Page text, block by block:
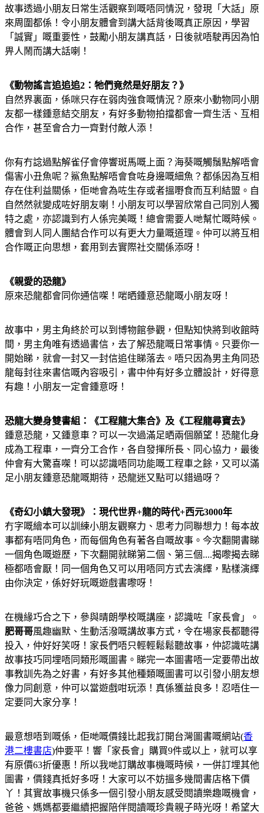
故事透過小朋友日常生活觀察到嘅唔同情況，發現「大話」原
來周圍都係！令小朋友體會到講大話背後嘅真正原因，學習
「誠實」嘅重要性，鼓勵小朋友講真話，日後就唔駛再因為怕
畀人鬧而講大話喇！
《動物謠言追追追2：牠們竟然是好朋友？》
自然界裏面，係咪只存在弱肉強食嘅情況？原來小動物同小朋
友都一樣鍾意結交朋友，有好多動物拍擋都會一齊生活、互相
合作，甚至會合力一齊對付敵人添！
你有冇諗過點解雀仔會停響斑馬嘅上面？海葵嘅觸鬚點解唔會
傷害小丑魚呢？鯊魚點解唔會食咗身邊嘅細魚？都係因為互相
存在住利益關係，佢哋會為咗生存或者搵嘢食而互利結盟。自
自然然就變成咗好朋友喇！小朋友可以學習欣常自己同別人獨
特之處，亦認識到冇人係完美嘅！總會需要人哋幫忙嘅時候。
體會到人同人團結合作可以有更大力量嘅道理。仲可以將互相
合作嘅正向思想，套用到去實際社交關係添呀！
《親愛的恐龍》
原來恐龍都會同你通信㗎！啱晒鍾意恐龍嘅小朋友呀！
故事中，男主角終於可以到博物館參觀，但點知快將到收館時
間，男主角唯有透過書信，去了解恐龍嘅日常事情。只要你一
開始睇，就會一封又一封信追住睇落去。唔只因為男主角同恐
龍每封往來書信嘅內容吸引，書中仲有好多立體設計，好得意
有趣！小朋友一定會鍾意呀！
恐龍大變身雙書組：《工程龍大集合》及《工程龍尋寶去》
鍾意恐龍，又鍾意車？可以一次過滿足晒兩個願望！恐龍化身
成為工程車，一齊分工合作，各自發揮所長、同心協力，最後
仲會有大驚喜㗎！可以認識唔同功能嘅工程車之餘，又可以滿
足小朋友鍾意恐龍嘅期待，恐龍迷又點可以錯過呀？
《奇幻小鎮大發現》：現代世界+龍的時代+西元3000年
冇字嘅繪本可以訓練小朋友觀察力、思考力同聯想力！每本故
事都有唔同角色，而每個角色有著各自嘅故事。今次翻開書睇
一個角色嘅遊歷，下次翻開就睇第二個、第三個....揭嚟揭去睇
極都唔會厭！同一個角色又可以用唔同方式去演繹，點樣演繹
由你決定，係好好玩嘅遊戲書嚟呀！
在機緣巧合之下，參與晴朗學校嘅講座，認識咗「家長會」。
肥哥哥風趣幽默、生動活潑嘅講故事方式，令在場家長都聽得
投入，仲好好笑呀！ 家長們唔只輕輕鬆鬆聽故事，仲認識咗講
故事技巧同埋唔同類形嘅圖書。 睇完一本圖書唔一定要帶出故
事教訓先為之好書，有好多其他種類嘅圖書可以引發小朋友想
像力同創意，仲可以當遊戲咁玩添！ 真係獲益良多！忍唔住一
定要同大家分享！
最意想唔到嘅係，佢哋嘅價錢比起我訂開台灣圖書嘅網站(香
港二樓書店)仲要平！ 響「家長會」購買9件或以上，就可以享
有原價63折優惠！ 所以我哋訂購故事機嘅時候，一併訂埋其他
圖書，價錢真抵好多呀！ 大家可以不妨搵多幾間書店格下價
丫！ 其實故事機只係多一個引發小朋友感受閱讀樂趣嘅機會，
爸爸、媽媽都要繼續把握陪伴閱讀嘅珍貴親子時光呀！ 希望大